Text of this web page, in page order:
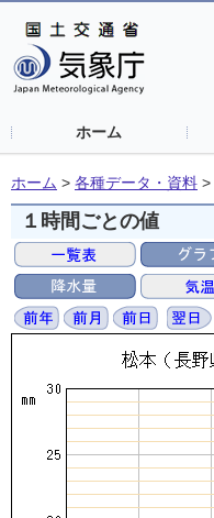
ホーム
ホーム > 各種データ・資料 >
１時間ごとの値